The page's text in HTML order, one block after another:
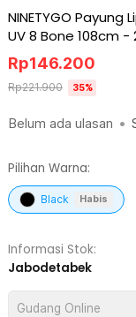
NINETYGO
UV 8 Bone 108cm -
Belum ada ulasan •
Rp146.200
Rp221.900 35%
Pilihan Warna:
Black Habis
Informasi Stok:
Jabodetabek
Gudang Online